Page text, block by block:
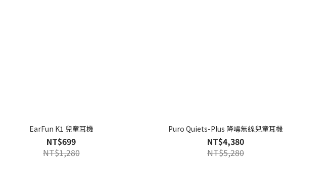
EarFun K1 兒童耳機
NT$699
NT$1,280
Puro Quiets-Plus 降噪無線兒童耳機
NT$4,380
NT$5,280